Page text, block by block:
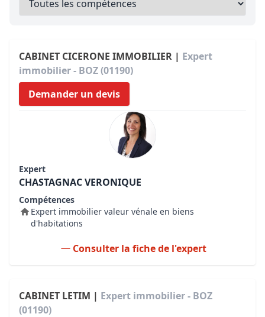
CABINET CICERONE IMMOBILIER | Expert
immobilier - BOZ (01190)
Demander un devis
Expert
CHASTAGNAC VERONIQUE
Compétences
Expert immobilier valeur vénale en biens
d'habitations
Consulter la fiche de l'expert
CABINET LETIM | Expert immobilier - BOZ
(01190)